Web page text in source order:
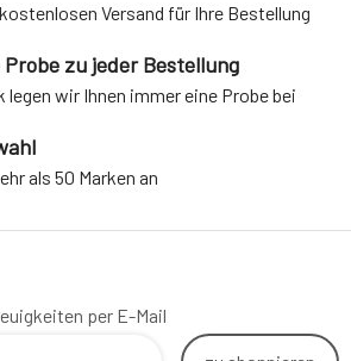
Versand für Ihre Bestellung
Probe zu jeder Bestellung
legen wir Ihnen immer eine Probe bei
als 50 Marken an
per E-Mail